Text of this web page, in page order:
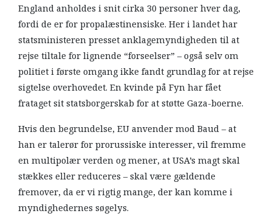
England anholdes i snit cirka 30 personer hver dag,
fordi de er for propalæstinensiske. Her i landet har
statsministeren presset anklagemyndigheden til at
rejse tiltale for lignende “forseelser” – også selv om
politiet i første omgang ikke fandt grundlag for at rejse
sigtelse overhovedet. En kvinde på Fyn har fået
frataget sit statsborgerskab for at støtte Gaza-boerne.
Hvis den begrundelse, EU anvender mod Baud – at
han er talerør for prorussiske interesser, vil fremme
en multipolær verden og mener, at USA’s magt skal
stækkes eller reduceres – skal være gældende
fremover, da er vi rigtig mange, der kan komme i
myndighedernes søgelys.